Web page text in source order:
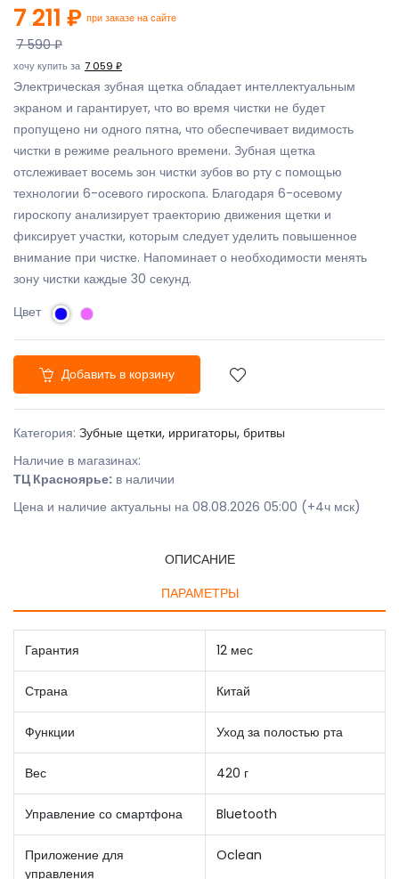
7 211 ₽ при заказе на сайте
7 590 ₽
хочу купить за 7 059 ₽
Электрическая зубная щетка обладает интеллектуальным
экраном и гарантирует, что во время чистки не будет
пропущено ни одного пятна, что обеспечивает видимость
чистки в режиме реального времени. Зубная щетка
отслеживает восемь зон чистки зубов во рту с помощью
технологии 6-осевого гироскопа. Благодаря 6-осевому
гироскопу анализирует траекторию движения щетки и
фиксирует участки, которым следует уделить повышенное
внимание при чистке. Напоминает о необходимости менять
зону чистки каждые 30 секунд.
Цвет
Добавить в корзину
Категория: Зубные щетки, ирригаторы, бритвы
Наличие в магазинах:
ТЦ Красноярье: в наличии
Цена и наличие актуальны на 08.08.2026 05:00 (+4ч мск)
ОПИСАНИЕ
ПАРАМЕТРЫ
Гарантия 12 мес
Страна Китай
Функции Уход за полостью рта
Вес 420 г
Управление со смартфона Bluetooth
Приложение для
управления
Oclean